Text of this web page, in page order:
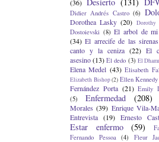
(36)
Didier Andrés Castro (6)
Dorothea Lasky (20) Dorothy
Dostoievski (8) El arbol de mi
(34) El arrecife de las sirenas
canto y la ceniza (22) El
asesino(13) El dedo (3) El
Elena Medel (43) Elisabeth
Elizabeth Bishop(2) Ellen Kennedy
Fernández Porta (21) Emily
(5)
Enfermedad (208)
Morales (39) Enrique Vila-
Entrevista (19) Ernesto
Estar enfermo (59)
Fernando Pessoa
(4) Fleur